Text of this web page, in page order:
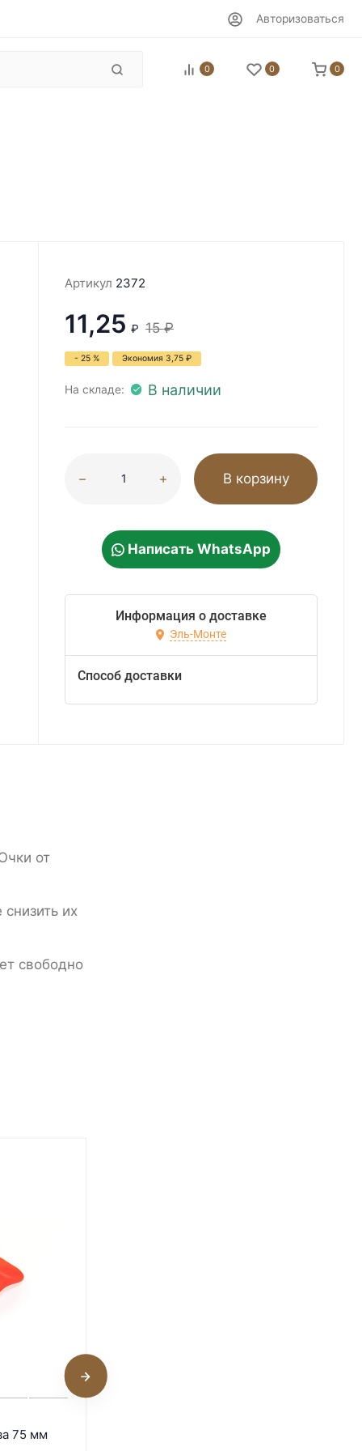
Авторизоваться
0 0 0
Артикул 2372
11,25 ₽ 15 ₽
- 25 % Экономия 3,75 ₽
На складе: В наличии
В корзину
Написать WhatsApp
Информация о доставке
Эль-Монте
Способ доставки
от
их
свободно
75 мм